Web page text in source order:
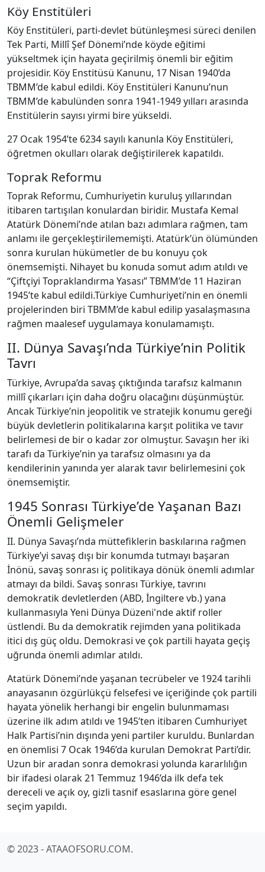
Köy Enstitüleri
Köy Enstitüleri, parti-devlet bütünleşmesi süreci denilen
Tek Parti, Millî Şef Dönemi’nde köyde eğitimi
yükseltmek için hayata geçirilmiş önemli bir eğitim
projesidir. Köy Enstitüsü Kanunu, 17 Nisan 1940’da
TBMM’de kabul edildi. Köy Enstitüleri Kanunu’nun
TBMM’de kabulünden sonra 1941-1949 yılları arasında
Enstitülerin sayısı yirmi bire yükseldi.
27 Ocak 1954’te 6234 sayılı kanunla Köy Enstitüleri,
öğretmen okulları olarak değiştirilerek kapatıldı.
Toprak Reformu
Toprak Reformu, Cumhuriyetin kuruluş yıllarından
itibaren tartışılan konulardan biridir. Mustafa Kemal
Atatürk Dönemi’nde atılan bazı adımlara rağmen, tam
anlamı ile gerçekleştirilememişti. Atatürk’ün ölümünden
sonra kurulan hükümetler de bu konuyu çok
önemsemişti. Nihayet bu konuda somut adım atıldı ve
“Çiftçiyi Topraklandırma Yasası” TBMM’de 11 Haziran
1945’te kabul edildi.Türkiye Cumhuriyeti’nin en önemli
projelerinden biri TBMM’de kabul edilip yasalaşmasına
rağmen maalesef uygulamaya konulamamıştı.
II. Dünya Savaşı’nda Türkiye’nin Politik
Tavrı
Türkiye, Avrupa’da savaş çıktığında tarafsız kalmanın
millî çıkarları için daha doğru olacağını düşünmüştür.
Ancak Türkiye’nin jeopolitik ve stratejik konumu gereği
büyük devletlerin politikalarına karşıt politika ve tavır
belirlemesi de bir o kadar zor olmuştur. Savaşın her iki
tarafı da Türkiye’nin ya tarafsız olmasını ya da
kendilerinin yanında yer alarak tavır belirlemesini çok
önemsemiştir.
1945 Sonrası Türkiye’de Yaşanan Bazı
Önemli Gelişmeler
II. Dünya Savaşı’nda müttefiklerin baskılarına rağmen
Türkiye’yi savaş dışı bir konumda tutmayı başaran
İnönü, savaş sonrası iç politikaya dönük önemli adımlar
atmayı da bildi. Savaş sonrası Türkiye, tavrını
demokratik devletlerden (ABD, İngiltere vb.) yana
kullanmasıyla Yeni Dünya Düzeni'nde aktif roller
üstlendi. Bu da demokratik rejimden yana politikada
itici dış güç oldu. Demokrasi ve çok partili hayata geçiş
uğrunda önemli adımlar atıldı.
Atatürk Dönemi’nde yaşanan tecrübeler ve 1924 tarihli
anayasanın özgürlükçü felsefesi ve içeriğinde çok partili
hayata yönelik herhangi bir engelin bulunmaması
üzerine ilk adım atıldı ve 1945’ten itibaren Cumhuriyet
Halk Partisi’nin dışında yeni partiler kuruldu. Bunlardan
en önemlisi 7 Ocak 1946’da kurulan Demokrat Parti’dir.
Uzun bir aradan sonra demokrasi yolunda kararlılığın
bir ifadesi olarak 21 Temmuz 1946’da ilk defa tek
dereceli ve açık oy, gizli tasnif esaslarına göre genel
seçim yapıldı.
© 2023 - ATAAOFSORU.COM.